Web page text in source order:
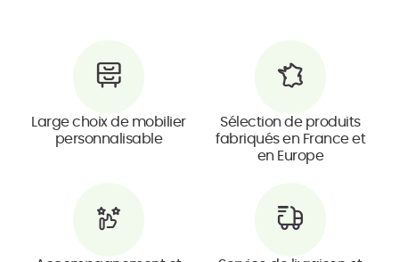
Large choix de mobilier
personnalisable
Sélection de produits
fabriqués en France et
en Europe